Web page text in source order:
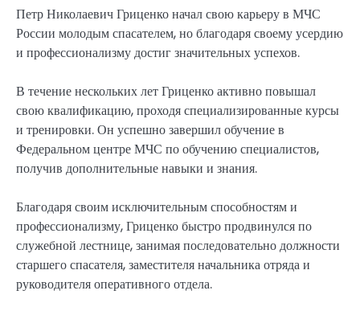
Петр Николаевич Гриценко начал свою карьеру в МЧС
России молодым спасателем, но благодаря своему усердию
и профессионализму достиг значительных успехов.
В течение нескольких лет Гриценко активно повышал
свою квалификацию, проходя специализированные курсы
и тренировки. Он успешно завершил обучение в
Федеральном центре МЧС по обучению специалистов,
получив дополнительные навыки и знания.
Благодаря своим исключительным способностям и
профессионализму, Гриценко быстро продвинулся по
служебной лестнице, занимая последовательно должности
старшего спасателя, заместителя начальника отряда и
руководителя оперативного отдела.